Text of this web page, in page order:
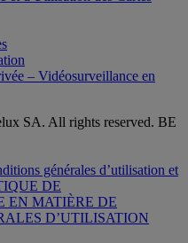
– Vidéosurveillance en
SA. All rights reserved. BE
générales d’utilisation et
DE
EN MATIÈRE DE
D’UTILISATION